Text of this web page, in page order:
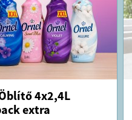
4x2,4L
extra